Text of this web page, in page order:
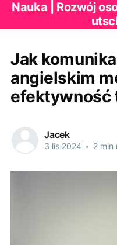
Nauka | Rozwój
Jak
angielskim
efektywność
Jacek
3 lis 2024 • 2 min